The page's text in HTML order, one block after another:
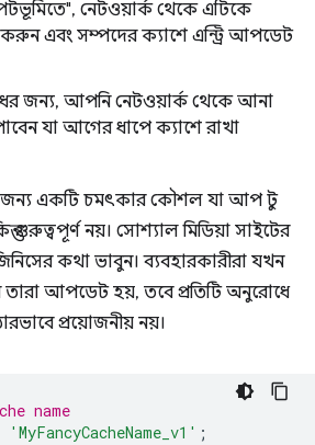
নেটওয়ার্ক থেকে এটিকে
এবং সম্পদের ক্যাশে এন্ট্রি আপডেট
জন্য, আপনি নেটওয়ার্ক থেকে আনা
যা আগের ধাপে ক্যাশে রাখা
জন্য একটি চমৎকার কৌশল যা আপ টু
গুরুত্বপূর্ণ নয়। সোশ্যাল মিডিয়া সাইটের
কথা ভাবুন। ব্যবহারকারীরা যখন
আপডেট হয়, তবে প্রতিটি অনুরোধে
প্রয়োজনীয় নয়।
name
'MyFancyCacheName_v1' ;